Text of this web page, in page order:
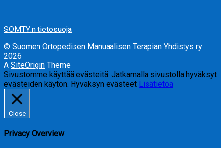
SOMTY:n tietosuoja
© Suomen Ortopedisen Manuaalisen Terapian Yhdistys ry
2026
A SiteOrigin Theme
Sivustomme käyttää evästeitä. Jatkamalla sivustolla hyväksyt
evästeiden käytön. Hyväksyn evästeet Lisätietoa
Close
Privacy Overview